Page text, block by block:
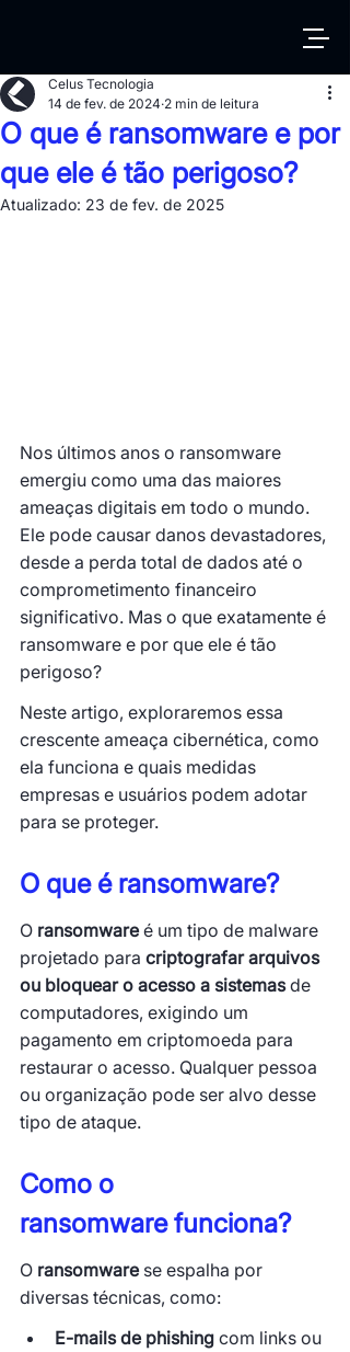
O que é ransomware e por
que ele é tão perigoso?
Celus Tecnologia
14 de fev. de 2024 2 min de leitura
Atualizado: 23 de fev. de 2025
Nos últimos anos o ransomware
emergiu como uma das maiores
ameaças digitais em todo o mundo.
Ele pode causar danos devastadores,
desde a perda total de dados até o
comprometimento financeiro
significativo. Mas o que exatamente é
ransomware e por que ele é tão
perigoso?
Neste artigo, exploraremos essa
crescente ameaça cibernética, como
ela funciona e quais medidas
empresas e usuários podem adotar
para se proteger.
O que é ransomware?
O ransomware é um tipo de malware
projetado para criptografar arquivos
ou bloquear o acesso a sistemas de
computadores, exigindo um
pagamento em criptomoeda para
restaurar o acesso. Qualquer pessoa
ou organização pode ser alvo desse
tipo de ataque.
Como o
ransomware funciona?
O ransomware se espalha por
diversas técnicas, como:
E-mails de phishing com links ou